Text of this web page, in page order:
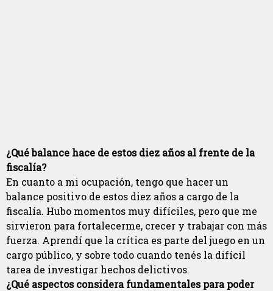
¿Qué balance hace de estos diez años al frente de la
fiscalía?
En cuanto a mi ocupación, tengo que hacer un
balance positivo de estos diez años a cargo de la
fiscalía. Hubo momentos muy difíciles, pero que me
sirvieron para fortalecerme, crecer y trabajar con más
fuerza. Aprendí que la crítica es parte del juego en un
cargo público, y sobre todo cuando tenés la difícil
tarea de investigar hechos delictivos.
¿Qué aspectos considera fundamentales para poder